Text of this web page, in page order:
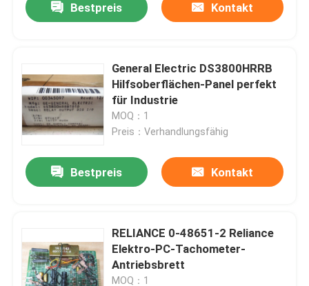
Fabrik-Ausflug
Treten Sie mit uns in Verbindung
Industrieller Servomotor
Industrielle Servo-Antriebe
Wechselstromservoverstärker
Bestpreis Kontakt
General Electric DS3800HRRB
Hilfsoberflächen-Panel perfekt
für Industrie
MOQ：1
Preis：Verhandlungsfähig
Bestpreis Kontakt
RELIANCE 0-48651-2 Reliance
Elektro-PC-Tachometer-
Antriebsbrett
MOQ：1